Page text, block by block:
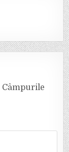
Câmpurile